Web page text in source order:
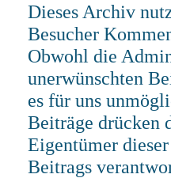
Dieses Archiv
Besucher
Obwohl die
unerwünschten
es für uns
Beiträge drücken
Eigentümer
Beitrags